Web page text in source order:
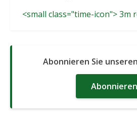
<small class="time-icon"> 3m
Abonnieren Sie
Abonnieren